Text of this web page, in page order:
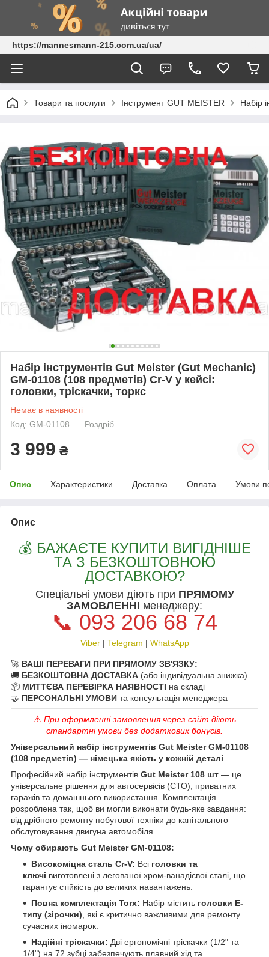
https://mannesmann-215.com.ua/ua/
Товари та послуги Інструмент GUT MEISTER Набір
Набір інструментів Gut Meister (Gut Mechanic)
GM-01108 (108 предметів) Cr-V у кейсі:
головки, тріскачки, торкс
Немає в наявності
Код: GM-01108
Роздріб
3 999 ₴
Опис Характеристики Доставка Оплата Умови
Опис
💰 БАЖАЄТЕ КУПИТИ ВИГІДНІШЕ
ТА З БЕЗКОШТОВНОЮ
ДОСТАВКОЮ?
Спеціальні умови діють при ПРЯМОМУ
ЗАМОВЛЕННІ менеджеру:
📞 093 206 68 74
Viber| Telegram | WhatsApp
🚀 ВАШІ ПЕРЕВАГИ ПРИ ПРЯМОМУ ЗВ'ЯЗКУ:
🚚 БЕЗКОШТОВНА ДОСТАВКА (або індивідуальна знижка)
📦 МИТТЄВА ПЕРЕВІРКА НАЯВНОСТІ на складі
🤝 ПЕРСОНАЛЬНІ УМОВИ та консультація менеджера
⚠️ При оформленні замовлення через сайт діють
стандартні умови без додаткових бонусів.
Універсальний набір інструментів Gut Meister GM-01108
(108 предметів) — німецька якість у кожній деталі
Професійний набір інструментів Gut Meister 108 шт — це
універсальне рішення для автосервісів (СТО), приватних
гаражів та домашнього використання. Комплектація
розроблена так, щоб ви могли виконати будь-яке завдання:
від дрібного ремонту побутової техніки до капітального
обслуговування двигуна автомобіля.
Чому обирають Gut Meister GM-01108:
Високоміцна сталь Cr-V: Всі головки та
ключі виготовлені з легованої хром-ванадієвої сталі, що
гарантує стійкість до великих навантажень.
Повна комплектація Torx: Набір містить головки Е-
типу (зірочки) , які є критично важливими для ремонту
сучасних іномарок.
Надійні тріскачки: Дві ергономічні тріскачки (1/2" та
1/4") на 72 зубці забезпечують плавний хід та